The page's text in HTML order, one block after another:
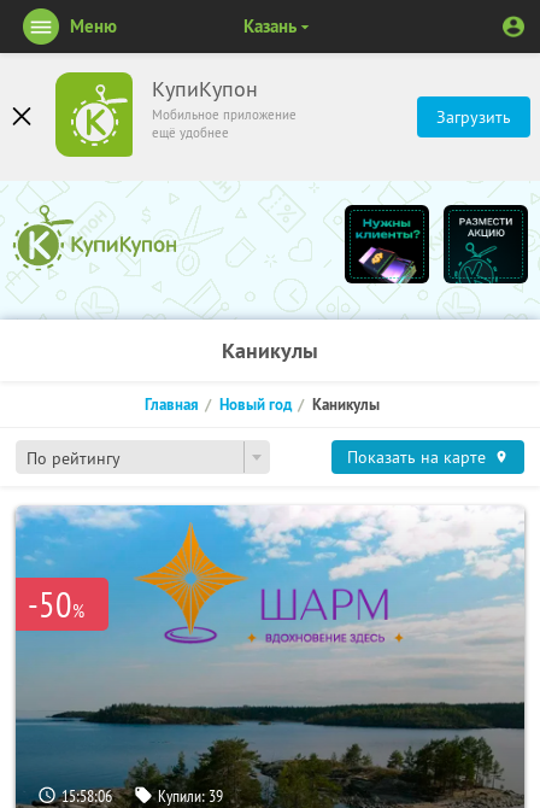
КупиКупон
Мобильное приложение
ещё удобнее
Загрузить
Меню Казань
Каникулы
По рейтингу
Главная Новый год Каникулы
Показать на карте
-50%
15:58:05 Купили:39